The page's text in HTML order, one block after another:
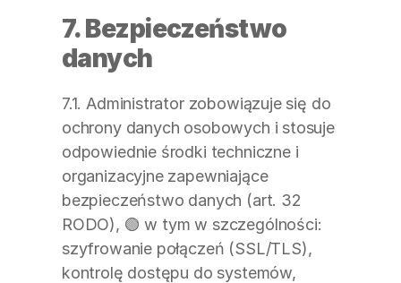
7. Bezpieczeństwo
danych
7.1. Administrator zobowiązuje się do
ochrony danych osobowych i stosuje
odpowiednie środki techniczne i
organizacyjne zapewniające
bezpieczeństwo danych (art. 32
RODO), 🟢 w tym w szczególności:
szyfrowanie połączeń (SSL/TLS),
kontrolę dostępu do systemów,